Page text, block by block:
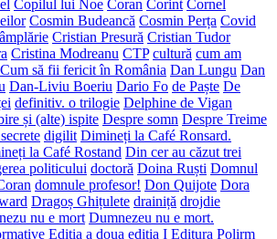
Copilul lui Noe Coran Corint Cornel
Cosmin Budeancă Cosmin Perța Covid
Cristian Presură Cristian Tudor
Cristina Modreanu CTP cultură cum am
Cum să fii fericit în România Dan Lungu Dan
Dan-Liviu Boeriu Dario Fo de Paște De
definitiv. o trilogie Delphine de Vigan
și (alte) ispite Despre somn Despre Treime
digilit Dimineți la Café Ronsard.
la Café Rostand Din cer au căzut trei
politicului doctoră Doina Ruști Domnul
domnule profesor! Don Quijote Dora
Dragoș Ghițulete drainiță drojdie
nu e mort Dumnezeu nu e mort.
Ediția a doua ediția I Editura Polirm